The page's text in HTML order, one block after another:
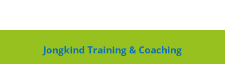
Jongkind Training & Coaching